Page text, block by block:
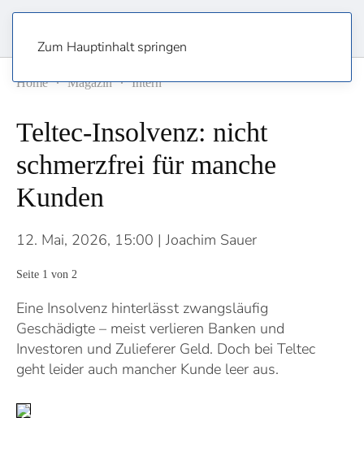
Zum Hauptinhalt springen
Home Magazin Intern
Teltec-Insolvenz: nicht
schmerzfrei für manche
Kunden
12. Mai, 2026, 15:00 | Joachim Sauer
Seite 1 von 2
Eine Insolvenz hinterlässt zwangsläufig
Geschädigte – meist verlieren Banken und
Investoren und Zulieferer Geld. Doch bei Teltec
geht leider auch mancher Kunde leer aus.